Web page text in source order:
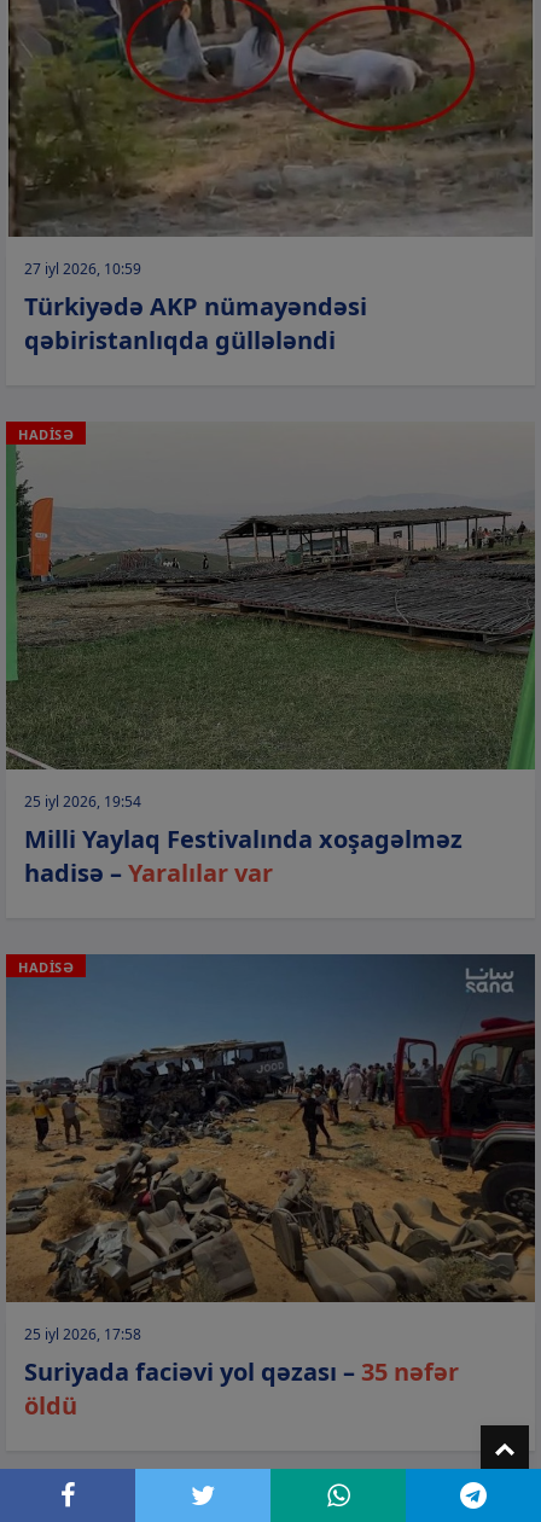
27 iyl 2026, 10:59
Türkiyədə AKP nümayəndəsi
qəbiristanlıqda güllələndi
HADİSƏ
25 iyl 2026, 19:54
Milli Yaylaq Festivalında xoşagəlməz
hadisə –Yaralılar var
HADİSƏ
25 iyl 2026, 17:58
Suriyada faciəvi yol qəzası – 35 nəfər
öldü
HADİSƏ